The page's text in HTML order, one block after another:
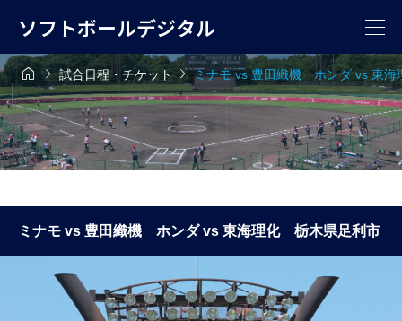
ソフトボールデジタル
 試合日程・チケットミナモ vs 豊田織機 ホンダ vs 東
ミナモ vs 豊田織機 ホンダ vs 東海理化 栃木県足利市